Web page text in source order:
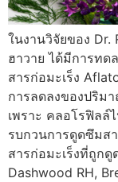
ในงานวิจัยของ Dr.
ฮาวาย ได้มีการทด
สารก่อมะเร็ง
การลดลงของปริม
เพราะ คลอโรฟิลล์
รบกวนการดูดซึมส
สารก่อมะเร็งที่ถูกดู
Dashwood RH,